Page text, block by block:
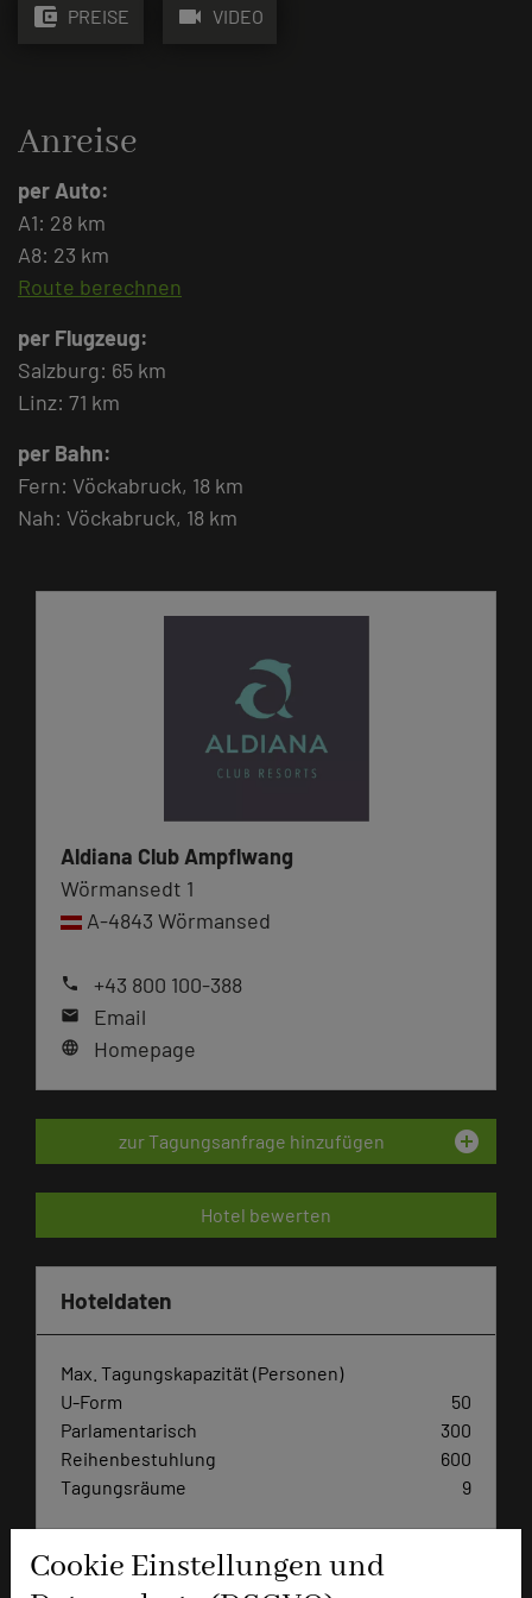
Cookie Einstellungen und
account_balance_wallet PREISE videocam VIDEO
Anreise
per Auto:
A1: 28 km
A8: 23 km
Route berechnen
per Flugzeug:
Salzburg: 65 km
Linz: 71 km
per Bahn:
Fern: Vöckabruck, 18 km
Nah: Vöckabruck, 18 km
Aldiana Club Ampflwang
Wörmansedt 1
A-4843 Wörmansed
phone +43 800 100-388
mail Email
language Homepage
zur Tagungsanfrage hinzufügen add_circle
Hotel bewerten
Hoteldaten
Max. Tagungskapazität (Personen)
U-Form
50
Parlamentarisch
300
Reihenbestuhlung
600
Tagungsräume
9
Ausstellungsfläche 760 qm
Zimmer